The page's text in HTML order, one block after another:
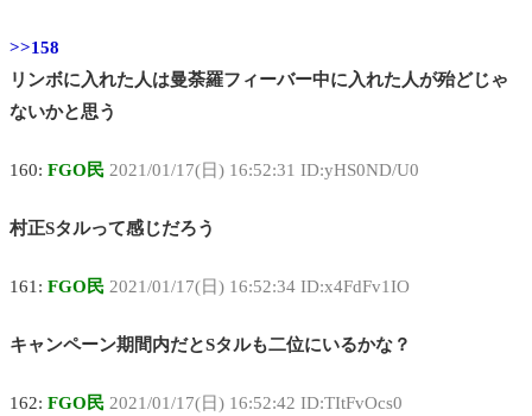
>>158
リンボに入れた人は曼荼羅フィーバー中に入れた人が殆どじゃ
ないかと思う
160: FGO民 2021/01/17(日) 16:52:31 ID:yHS0ND/U0
村正Sタルって感じだろう
161: FGO民 2021/01/17(日) 16:52:34 ID:x4FdFv1IO
キャンペーン期間内だとSタルも二位にいるかな？
162: FGO民 2021/01/17(日) 16:52:42 ID:TItFvOcs0